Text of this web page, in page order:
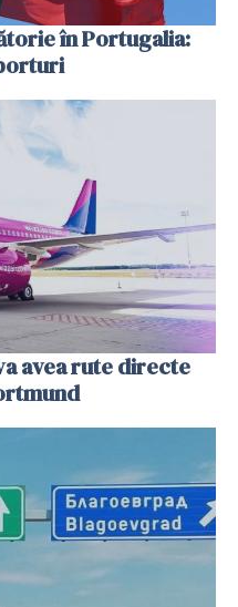
în Portugalia:
avea rute directe